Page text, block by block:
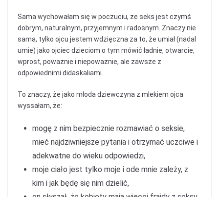
Sama wychowałam się w poczuciu, że seks jest czymś
dobrym, naturalnym, przyjemnym i radosnym. Znaczy nie
sama, tylko ojcu jestem wdzięczna za to, że umiał (nadal
umie) jako ojciec dzieciom o tym mówić ładnie, otwarcie,
wprost, poważnie i niepoważnie, ale zawsze z
odpowiednimi didaskaliami.
To znaczy, że jako młoda dziewczyna z mlekiem ojca
wyssałam, że:
mogę z nim bezpiecznie rozmawiać o seksie,
mieć najdziwniejsze pytania i otrzymać uczciwe i
adekwatne do wieku odpowiedzi,
moje ciało jest tylko moje i ode mnie zależy, z
kim i jak będę się nim dzielić,